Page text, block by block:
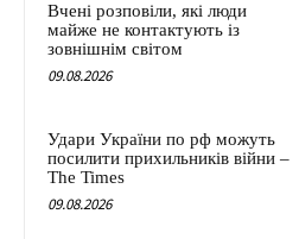
Вчені розповіли, які люди
майже не контактують із
зовнішнім світом
09.08.2026
Удари України по рф можуть
посилити прихильників війни –
The Times
09.08.2026